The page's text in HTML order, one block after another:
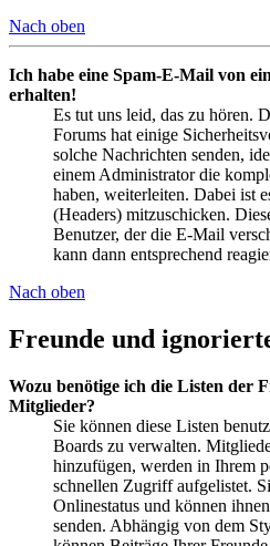
Nach oben
Ich habe eine Spam-E-Mail von
erhalten!
Es tut uns leid, das zu hören.
Forums hat einige
solche Nachrichten senden,
einem Administrator die
haben, weiterleiten. Dabei ist
(Headers) mitzuschicken.
Benutzer, der die E-Mail
kann dann entsprechend
Nach oben
Freunde und
Wozu benötige ich die Listen der
Mitglieder?
Sie können diese Listen
Boards zu verwalten.
hinzufügen, werden in Ihrem
schnellen Zugriff aufgelistet.
Onlinestatus und können
senden. Abhängig von dem